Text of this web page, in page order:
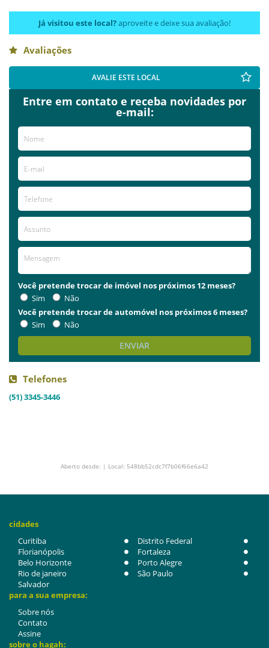
Já visitou este local?aproveite e deixe sua avaliação!
Avaliações
AVALIE ESTE LOCAL
Entre em contato e receba novidades por
e-mail:
Você pretende trocar de imóvel nos próximos 12 meses?
Sim
Não
Você pretende trocar de automóvel nos próximos 6 meses?
Sim
Não
ENVIAR
Telefones
(51) 3345-3446
Aberto desde: | Local: 548bb52cdc7f7b06f66e6a42
cidades
Curitiba
Distrito Federal
Florianópolis
Fortaleza
Belo Horizonte
Porto Alegre
Rio de janeiro
São Paulo
Salvador
para a sua empresa:
Sobre nós
Contato
Assine
sobre o hagah: